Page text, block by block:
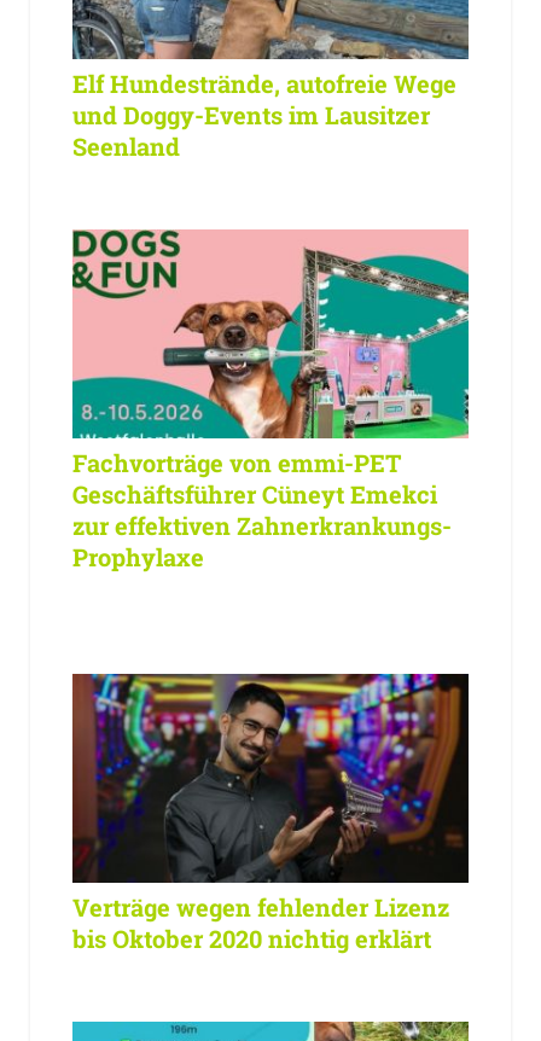
Elf Hundestrände, autofreie Wege
und Doggy-Events im Lausitzer
Seenland
Fachvorträge von emmi-PET
Geschäftsführer Cüneyt Emekci
zur effektiven Zahnerkrankungs-
Prophylaxe
Verträge wegen fehlender Lizenz
bis Oktober 2020 nichtig erklärt